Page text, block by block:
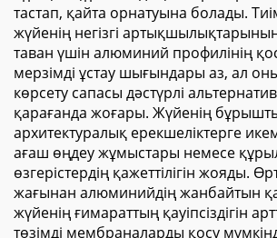
тастап, қайта орнатуына болады.
жүйенің негізгі
таван үшін алюминий профилінің
мерзімді ұстау шығындары аз, ал
көрсету сапасы дәстүрлі
қарағанда жоғары. Жүйенің
архитектуралық ерекшеліктерге
ағаш өңдеу жұмыстары немесе
өзгерістердің қажеттілігін жояды. Өрт
жағынан алюминийдің жанбайтын
жүйенің ғимараттың қауіпсіздігін
төзімді мембраналарды қосу